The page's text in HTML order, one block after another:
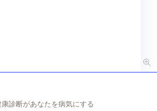
診断があなたを病気にする